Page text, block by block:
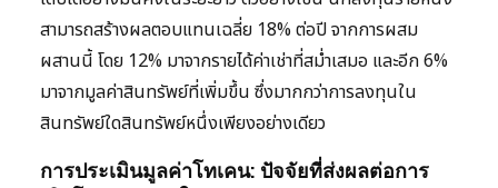
สามารถสร้างผลตอบแทนเฉลี่ย 18% ต่อปี จากการผสม
ผสานนี้ โดย 12% มาจากรายได้ค่าเช่าที่สม่ำเสมอ และอีก 6%
มาจากมูลค่าสินทรัพย์ที่เพิ่มขึ้น ซึ่งมากกว่าการลงทุนใน
สินทรัพย์ใดสินทรัพย์หนึ่งเพียงอย่างเดียว
การประเมินมูลค่าโทเคน: ปัจจัยที่ส่งผลต่อการ